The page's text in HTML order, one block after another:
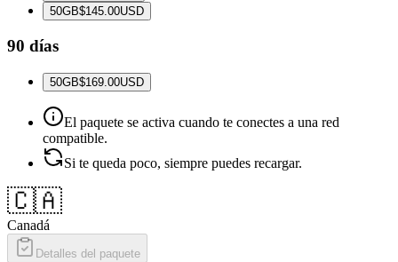
50GB$145.00USD
90 días
50GB$169.00USD
El paquete se activa cuando te conectes a una red
compatible.
Si te queda poco, siempre puedes recargar.
🇨🇦
Canadá
Detalles del paquete